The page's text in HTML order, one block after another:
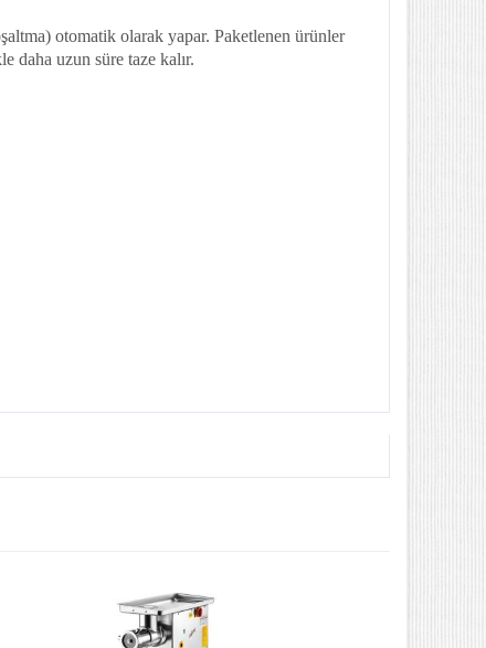
otomatik olarak yapar. Paketlenen ürünler
daha uzun süre taze kalır.